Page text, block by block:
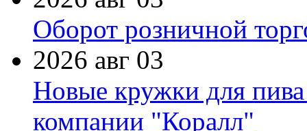
Оборот розничной
2026 авг 03
Новые кружки для
компании "Коралл"